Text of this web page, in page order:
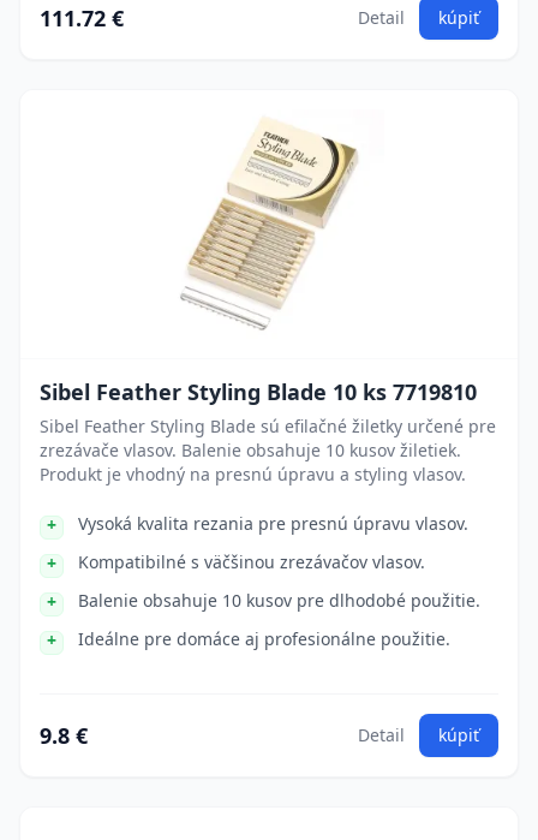
111.72 € Detail kúpiť
Sibel Feather Styling Blade 10 ks 7719810
Sibel Feather Styling Blade sú efilačné žiletky určené pre
zrezávače vlasov. Balenie obsahuje 10 kusov žiletiek.
Produkt je vhodný na presnú úpravu a styling vlasov.
Vysoká kvalita rezania pre presnú úpravu vlasov.
Kompatibilné s väčšinou zrezávačov vlasov.
Balenie obsahuje 10 kusov pre dlhodobé použitie.
Ideálne pre domáce aj profesionálne použitie.
9.8 € Detail kúpiť